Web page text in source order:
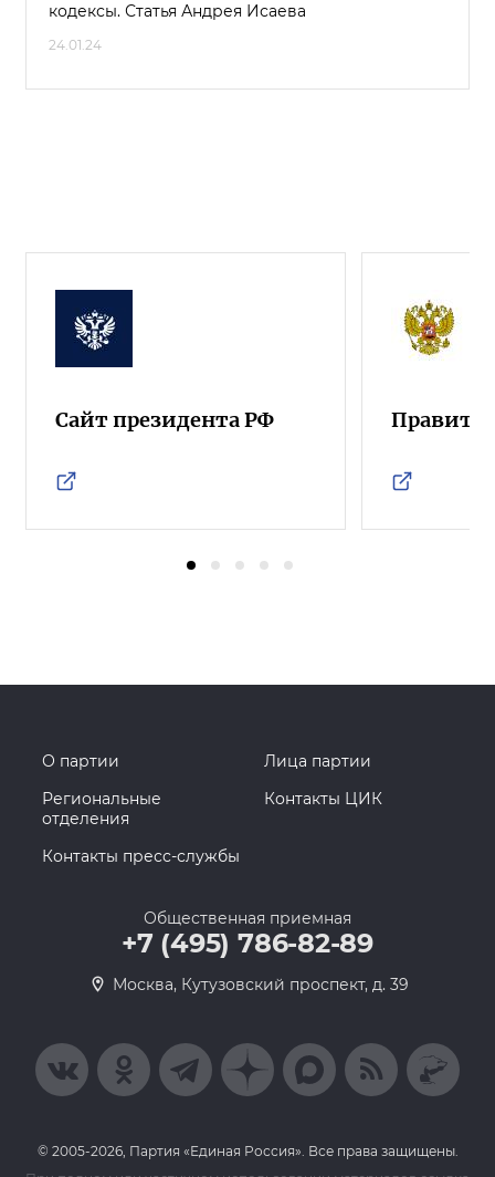
кодексы. Статья Андрея Исаева
24.01.24
Сайт президента РФ
О партии
Лица партии
Региональные
отделения
Контакты ЦИК
Контакты пресс-службы
Общественная приемная
+7 (495) 786-82-89
Москва, Кутузовский проспект, д. 39
© 2005-2026, Партия «Единая Россия». Все права защищены.